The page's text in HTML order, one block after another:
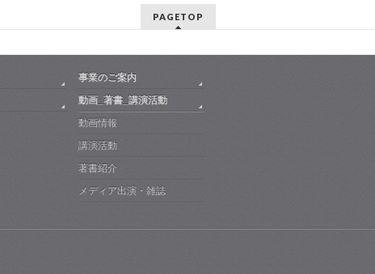
PAGETOP
事業のご案内
動画_著書_講演活動
動画情報
講演活動
著書紹介
メディア出演・雑誌